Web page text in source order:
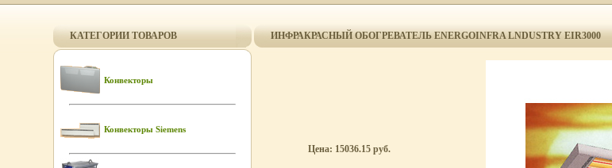
КАТЕГОРИИ ТОВАРОВ
Конвекторы
Конвекторы Siemens
ИНФРАКРАСНЫЙ ОБОГРЕВАТЕЛЬ ENERGOINFRA LNDUSTRY EIR3000
Цена: 15036.15 руб.